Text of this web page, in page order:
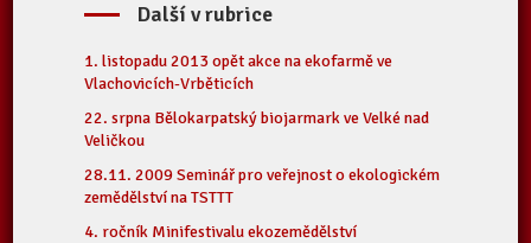
Další v rubrice
1. listopadu 2013 opět akce na ekofarmě ve
Vlachovicích-Vrběticích
22. srpna Bělokarpatský biojarmark ve Velké nad
Veličkou
28.11. 2009 Seminář pro veřejnost o ekologickém
zemědělství na TSTTT
4. ročník Minifestivalu ekozemědělství